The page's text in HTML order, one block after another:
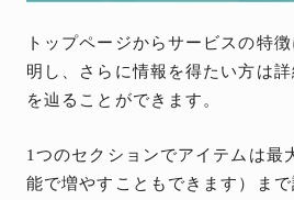
トップページからサービスの特
明し、さらに情報を得たい方は
を辿ることができます。
1つのセクションでアイテムは最
能で増やすこともできます）ま